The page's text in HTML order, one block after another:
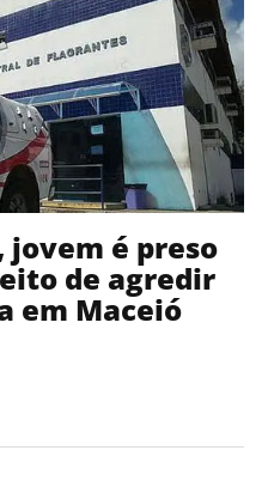
jovem é preso
de agredir
em Maceió